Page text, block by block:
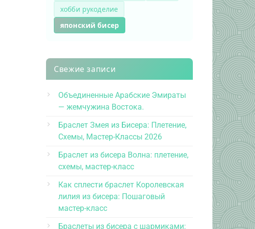
хобби рукоделие
японский бисер
Свежие записи
Объединенные Арабские Эмираты
— жемчужина Востока.
Браслет Змея из Бисера: Плетение,
Схемы, Мастер-Классы 2026
Браслет из бисера Волна: плетение,
схемы, мастер-класс
Как сплести браслет Королевская
лилия из бисера: Пошаговый
мастер-класс
Браслеты из бисера с шармиками: